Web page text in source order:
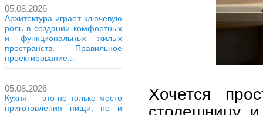
05.08.2026
Архитектура играет ключевую
роль в создании комфортных
и функциональных жилых
пространств. Правильное
проектирование...
05.08.2026
Кухня — это не только место
приготовления пищи, но и
Хочется